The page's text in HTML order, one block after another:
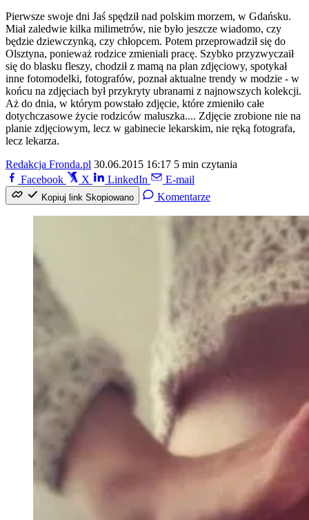
Pierwsze swoje dni Jaś spędził nad polskim morzem, w Gdańsku.
Miał zaledwie kilka milimetrów, nie było jeszcze wiadomo, czy
będzie dziewczynką, czy chłopcem. Potem przeprowadził się do
Olsztyna, ponieważ rodzice zmieniali pracę. Szybko przyzwyczaił
się do blasku fleszy, chodził z mamą na plan zdjęciowy, spotykał
inne fotomodelki, fotografów, poznał aktualne trendy w modzie - w
końcu na zdjęciach był przykryty ubranami z najnowszych kolekcji.
Aż do dnia, w którym powstało zdjęcie, które zmieniło całe
dotychczasowe życie rodziców maluszka.... Zdjęcie zrobione nie na
planie zdjęciowym, lecz w gabinecie lekarskim, nie ręką fotografa,
lecz lekarza.
Redakcja Fronda.pl 30.06.2015 16:17 5 min czytania
Facebook
X LinkedIn E-mail
Kopiuj link Skopiowano Komentarze